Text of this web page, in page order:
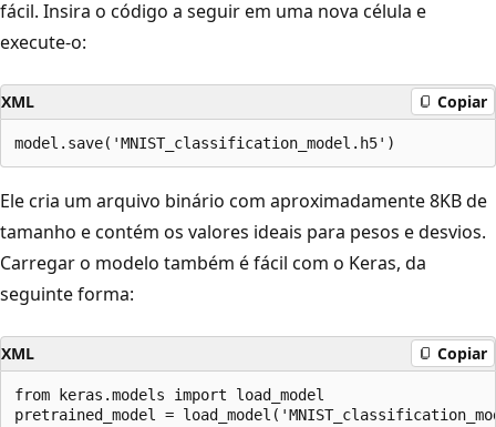
fácil. Insira o código a seguir em uma nova célula e
execute-o:
XML Copiar
Ele cria um arquivo binário com aproximadamente 8KB de
tamanho e contém os valores ideais para pesos e desvios.
Carregar o modelo também é fácil com o Keras, da
seguinte forma:
XML Copiar
from keras.models import load_model